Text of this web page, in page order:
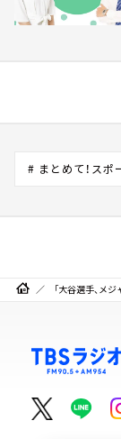
# まとめて！スポ
「大谷選手、メ